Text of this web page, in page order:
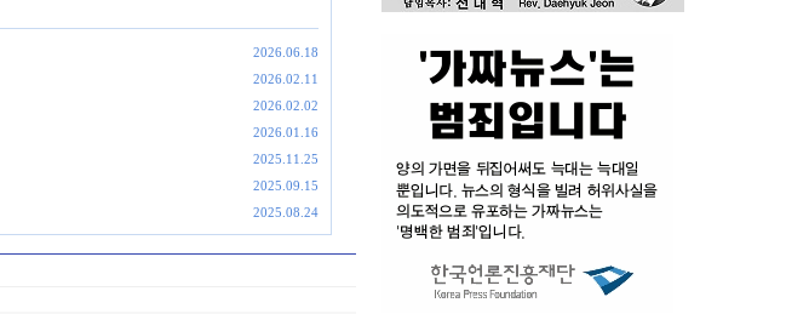
2026.06.18
2026.02.11
2026.02.02
2026.01.16
2025.11.25
2025.09.15
2025.08.24